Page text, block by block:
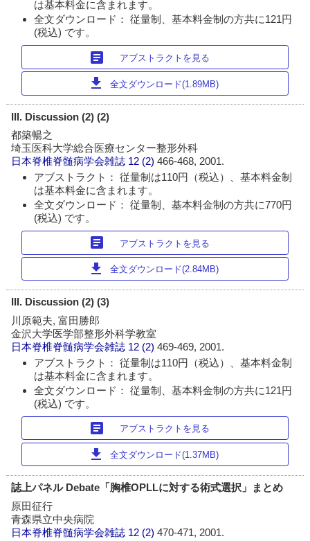
は基本料金に含まれます。
全文ダウンロード： 従量制、基本料金制の方共に121円
(税込) です。
article アブストラクトを見る
download 全文ダウンロード(1.89MB)
III. Discussion (2) (2)
都築暢之
埼玉医科大学総合医療センター整形外科
日本脊椎脊髄病学会雑誌 12 (2)466-468, 2001.
アブストラクト： 従量制は110円（税込）、基本料金制
は基本料金に含まれます。
全文ダウンロード： 従量制、基本料金制の方共に770円
(税込) です。
article アブストラクトを見る
download 全文ダウンロード(2.84MB)
III. Discussion (2) (3)
川原範夫, 富田勝郎
金沢大学医学部整形外科学教室
日本脊椎脊髄病学会雑誌 12 (2)469-469, 2001.
アブストラクト： 従量制は110円（税込）、基本料金制
は基本料金に含まれます。
全文ダウンロード： 従量制、基本料金制の方共に121円
(税込) です。
article アブストラクトを見る
download 全文ダウンロード(1.37MB)
誌上パネル Debate「胸椎OPLLに対する術式選択」まとめ
原田征行
青森県立中央病院
日本脊椎脊髄病学会雑誌 12 (2)470-471, 2001.